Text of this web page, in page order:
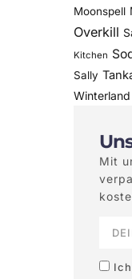
Moonspell
Overkill
Kitchen
Sally
Winterland
Mit